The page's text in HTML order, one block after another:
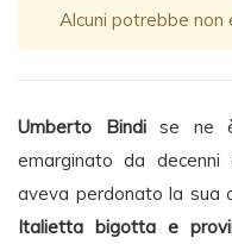
Alcuni potrebbe non
Umberto Bindise ne è
emarginato da decenni
aveva perdonato la sua
Italietta bigotta e